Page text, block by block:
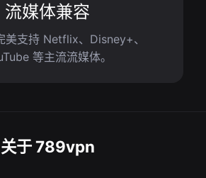
流媒体兼容
美支持 Netflix、Disney+、
等主流流媒体。
关于 789vpn